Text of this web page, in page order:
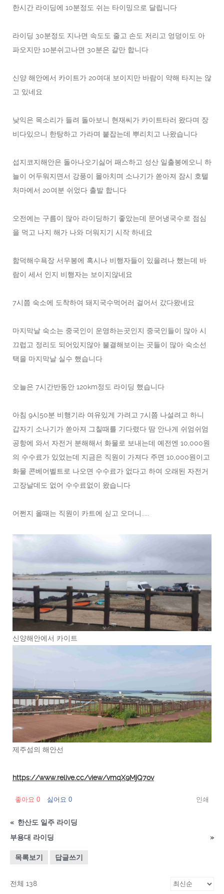
한시간 라이딩에 10분정도 쉬는 타이밍으로 달립니다
라이딩 30분정도 지나면 속도도 줄고 손도 저리고 엉덩이도 아
파오지만 10분쉬고나면 30분은 갈만 합니다
신양 해안에서 카이트가 20여대 보이지만 바람이 약해 타지는 않
고 있네요
낮익은 목소리가 들려 돌아보니 현재씨가 카이트타러 왔다며 장
비다있으니 한탕하고 가라며 붙잡는데 뿌리치고 나왔습니다
섭지코지해안은 돌아나오기싫어 패스하고 성산 일출봉에오니 하
늘이 어두워지면서 강풍이 몰아치며 소나기가 쏟아져 잠시 호텔
처마에서 20여분 쉬었다 출발 합니다
오전에는 구름이 많아 라이딩하기 좋았는데 문어냉국수로 점심
을 먹고 나지 해가 나와 더워지기 시작 하네요
함덕해수욕장 서우봉에 혹시나 비행자들이 있을려나 했는데 바
람이 세서 인지 비행자는 보이지않네요
7시쯤 숙소에 도착하여 돼지국수먹어러 걸어서 갔다왔네요
마지막날 숙소는 중국인이 운영하는곳인지 중국인들이 많아 시
끄럽고 정리도 되어있지않아 불결해보이는 곳들이 많아 숙소선
택을 마지막날 실수 했습니다
오늘은 7시간반동안 120km정도 라이딩 했습니다
아침 9시50분 비행기라 여유있게 가려고 7시쯤 나설려고 하니
갑자기 소나기가 쏟아져 그칠때를 기다렸다 땀 안나게 쉬엄쉬엄
공항에 와서 자전거 분해해서 화물로 보내는데 예전엔 10,000원
의 수수료가 있었는데 지금은 직원이 가져다 주면 10,000원이고
화물 콘베어벨트로 나오면 수수료가 없다고 하여 오래된 자전거
고장날데도 없어 수수료없이 왔습니다
어쩐지 올때는 직원이 카트에 싣고 오더니.....
신양해안에서 카이트
제주섬의 해안선
https://www.relive.cc/view/vmqX9MjQ7ov
좋아요 0 싫어요 0 인쇄
« 한산도 일주 라이딩
부용대 라이딩
»
목록보기 답글쓰기
전체 138